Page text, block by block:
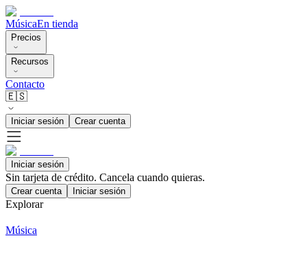
MúsicaEn tienda
Precios
Recursos
Contacto
🇪🇸
Iniciar sesión Crear cuenta
Iniciar sesión
Sin tarjeta de crédito. Cancela cuando quieras.
Crear cuenta Iniciar sesión
Explorar
Música